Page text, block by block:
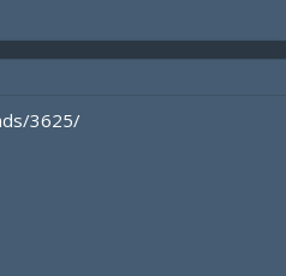
3625/